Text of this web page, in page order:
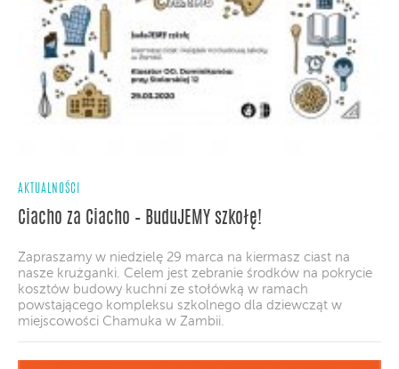
AKTUALNOŚCI
Ciacho za Ciacho – BuduJEMY szkołę!
Zapraszamy w niedzielę 29 marca na kiermasz ciast na
nasze krużganki. Celem jest zebranie środków na pokrycie
kosztów budowy kuchni ze stołówką w ramach
powstającego kompleksu szkolnego dla dziewcząt w
miejscowości Chamuka w Zambii.